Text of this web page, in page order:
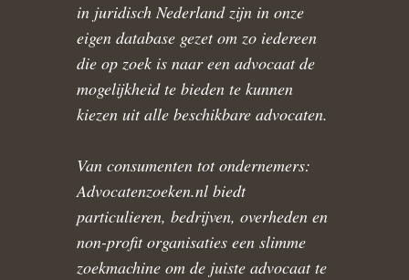
in juridisch Nederland zijn in onze
eigen database gezet om zo iedereen
die op zoek is naar een advocaat de
mogelijkheid te bieden te kunnen
kiezen uit alle beschikbare advocaten.
Van consumenten tot ondernemers:
Advocatenzoeken.nl biedt
particulieren, bedrijven, overheden en
non-profit organisaties een slimme
zoekmachine om de juiste advocaat te